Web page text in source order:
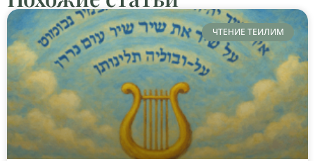
ЧТЕНИЕ ТЕИЛИМ